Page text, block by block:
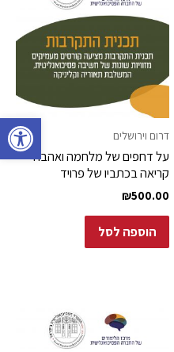
פתח דרום וירושלים
על דחפים של מלחמה ואהבה –
קריאה בכתביו של פרויד
₪500.00
הוספה לסל